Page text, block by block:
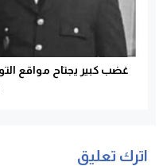
غضب كبير يجتاح مواقع
اترك تعليق